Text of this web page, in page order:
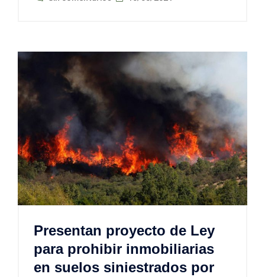
Presentan proyecto de Ley
para prohibir inmobiliarias
en suelos siniestrados por